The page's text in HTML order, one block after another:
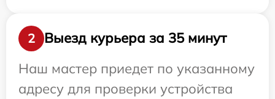
2
Выезд курьера за 35 минут
Наш мастер приедет по указанному
адресу для проверки устройства